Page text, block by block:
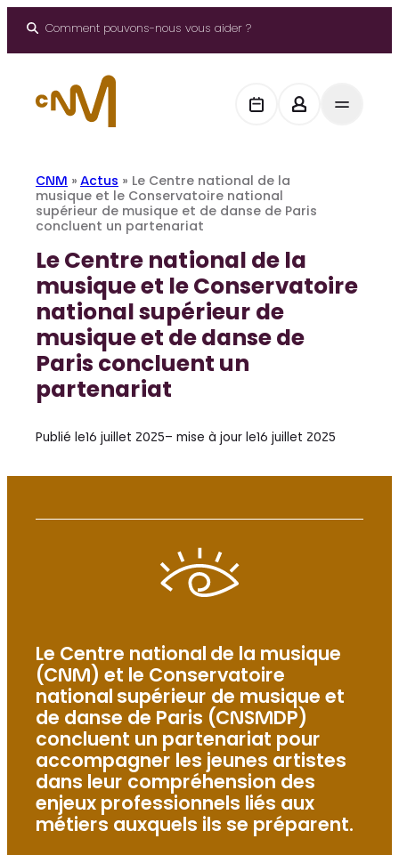
Comment pouvons-nous vous aider ?
CNM » Actus » Le Centre national de la
musique et le Conservatoire national
supérieur de musique et de danse de Paris
concluent un partenariat
Le Centre national de la
musique et le Conservatoire
national supérieur de
musique et de danse de
Paris concluent un
partenariat
Publié le16 juillet 2025– mise à jour le16 juillet 2025
Le Centre national de la musique
(CNM) et le Conservatoire
national supérieur de musique et
de danse de Paris (CNSMDP)
concluent un partenariat pour
accompagner les jeunes artistes
dans leur compréhension des
enjeux professionnels liés aux
métiers auxquels ils se préparent.